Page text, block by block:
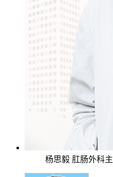
杨思毅 肛肠外科主